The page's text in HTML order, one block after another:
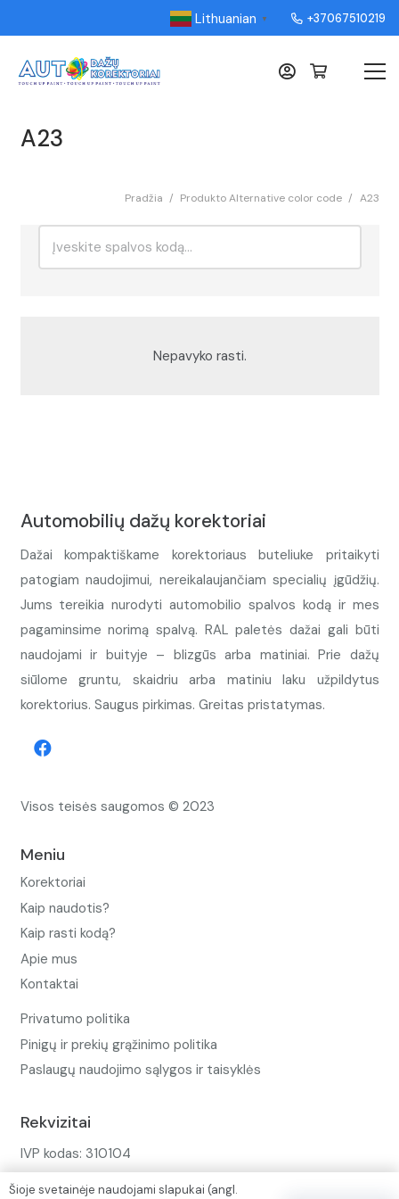
Lithuanian ▼ +37067510219
A23
Pradžia / Produkto Alternative color code / A23
Nepavyko rasti.
Automobilių dažų korektoriai
Dažai kompaktiškame korektoriaus buteliuke pritaikyti
patogiam naudojimui, nereikalaujančiam specialių įgūdžių.
Jums tereikia nurodyti automobilio spalvos kodą ir mes
pagaminsime norimą spalvą. RAL paletės dažai gali būti
naudojami ir buityje – blizgūs arba matiniai. Prie dažų
siūlome gruntu, skaidriu arba matiniu laku užpildytus
korektorius. Saugus pirkimas. Greitas pristatymas.
Visos teisės saugomos © 2023
Meniu
Korektoriai
Kaip naudotis?
Kaip rasti kodą?
Apie mus
Kontaktai
Privatumo politika
Pinigų ir prekių grąžinimo politika
Paslaugų naudojimo sąlygos ir taisyklės
Rekvizitai
IVP kodas: 310104
Šioje svetainėje naudojami slapukai (angl.